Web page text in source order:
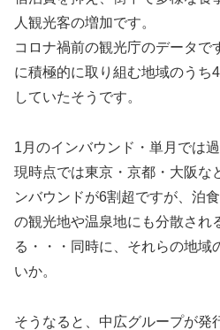
人観光客の増加です。
コロナ禍前の観光庁のデータで
に積極的に取り組む地域のうち
していたそうです。
1月のインバウンド・単月では
現時点では東京・京都・大阪な
ンバウンドが6割超ですが、泊
の観光地や温泉地にも分散され
る・・・同時に、それらの地域
いか。
そうなると、中広グループが発